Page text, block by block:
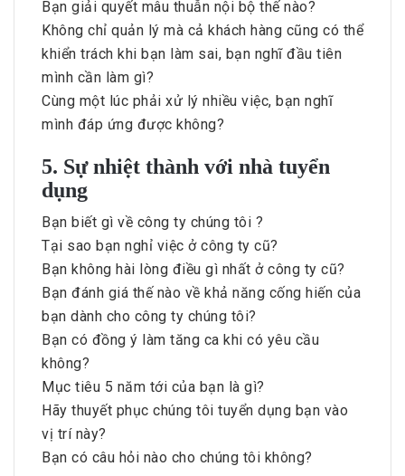
Bạn giải quyết mâu thuẫn nội bộ thế nào?
Không chỉ quản lý mà cả khách hàng cũng có thể
khiển trách khi bạn làm sai, bạn nghĩ đầu tiên
mình cần làm gì?
Cùng một lúc phải xử lý nhiều việc, bạn nghĩ
mình đáp ứng được không?
5. Sự nhiệt thành với nhà tuyển
dụng
Bạn biết gì về công ty chúng tôi ?
Tại sao bạn nghỉ việc ở công ty cũ?
Bạn không hài lòng điều gì nhất ở công ty cũ?
Bạn đánh giá thế nào về khả năng cống hiến của
bạn dành cho công ty chúng tôi?
Bạn có đồng ý làm tăng ca khi có yêu cầu
không?
Mục tiêu 5 năm tới của bạn là gì?
Hãy thuyết phục chúng tôi tuyển dụng bạn vào
vị trí này?
Bạn có câu hỏi nào cho chúng tôi không?